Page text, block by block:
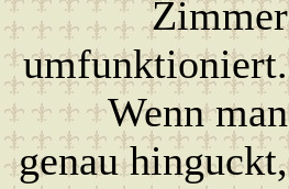
Zimmer
umfunktioniert.
Wenn man
genau hinguckt,